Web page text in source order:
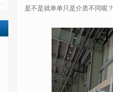
是不是就单单只是介质不同呢？